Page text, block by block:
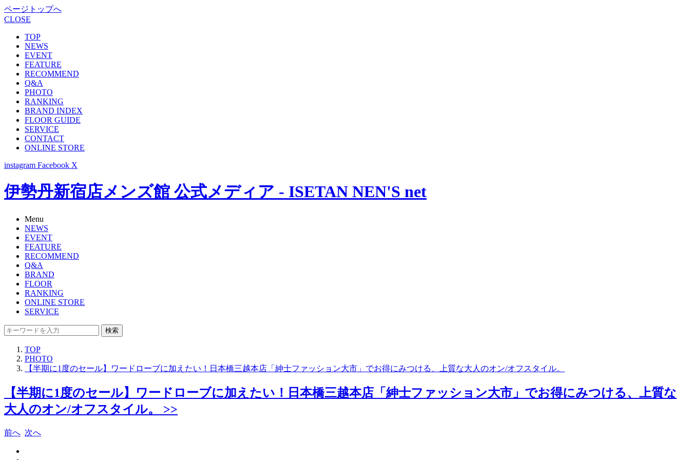
ページトップへ
CLOSE
TOP
NEWS
EVENT
FEATURE
RECOMMEND
Q&A
PHOTO
RANKING
BRAND INDEX
FLOOR GUIDE
SERVICE
CONTACT
ONLINE STORE
instagram Facebook X
伊勢丹新宿店メンズ館 公式メディア - ISETAN NEN'S net
Menu
NEWS
EVENT
FEATURE
RECOMMEND
Q&A
BRAND
FLOOR
RANKING
ONLINE STORE
SERVICE
検索
TOP
PHOTO
【半期に1度のセール】ワードローブに加えたい！日本橋三越本店「紳士ファッション大市」でお得にみつける、上質な大人のオン/オフスタイル。
【半期に1度のセール】ワードローブに加えたい！日本橋三越本店「紳士ファッション大市」でお得にみつける、上質な
大人のオン/オフスタイル。 >>
前へ 次へ